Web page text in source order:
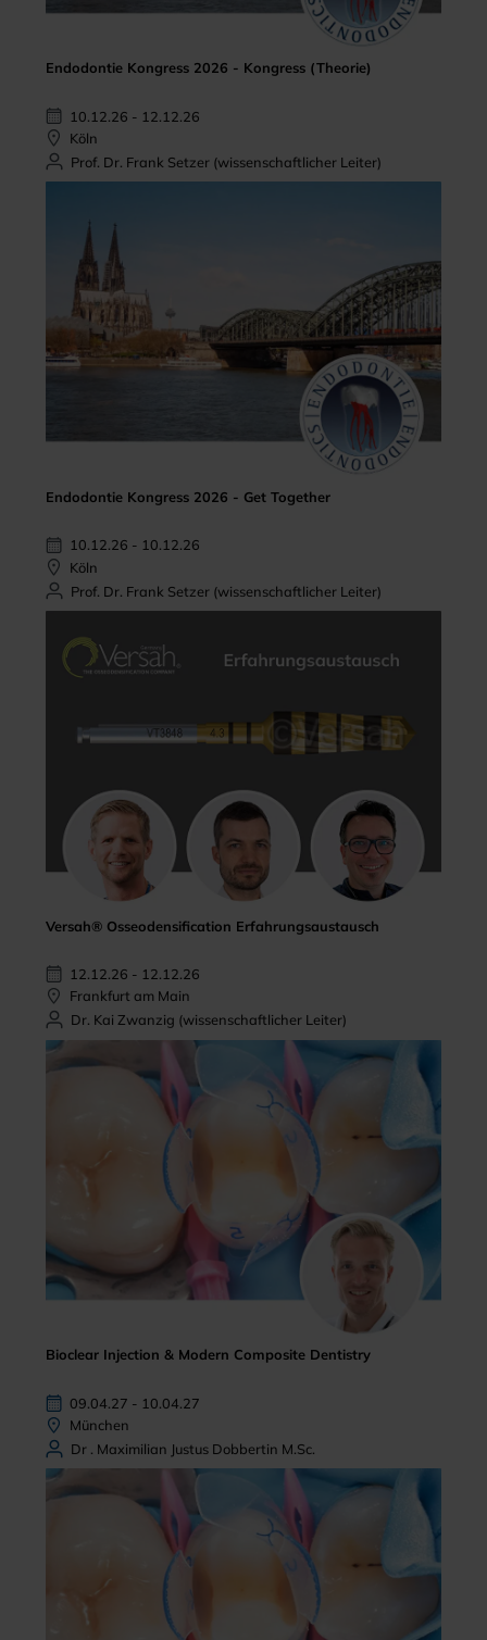
Endodontie Kongress 2026 - Kongress (Theorie)
10.12.26 - 12.12.26
Köln
Prof. Dr. Frank Setzer (wissenschaftlicher Leiter)
Endodontie Kongress 2026 - Get Together
10.12.26 - 10.12.26
Köln
Prof. Dr. Frank Setzer (wissenschaftlicher Leiter)
Versah® Osseodensification Erfahrungsaustausch
12.12.26 - 12.12.26
Frankfurt am Main
Dr. Kai Zwanzig (wissenschaftlicher Leiter)
Bioclear Injection & Modern Composite Dentistry
09.04.27 - 10.04.27
München
Dr . Maximilian Justus Dobbertin M.Sc.